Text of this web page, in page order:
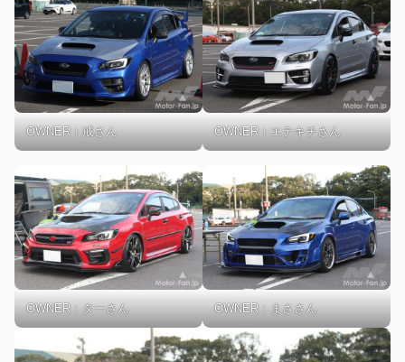
OWNER：戒さん OWNER：エテキチさん
OWNER：ターさん OWNER：まささん